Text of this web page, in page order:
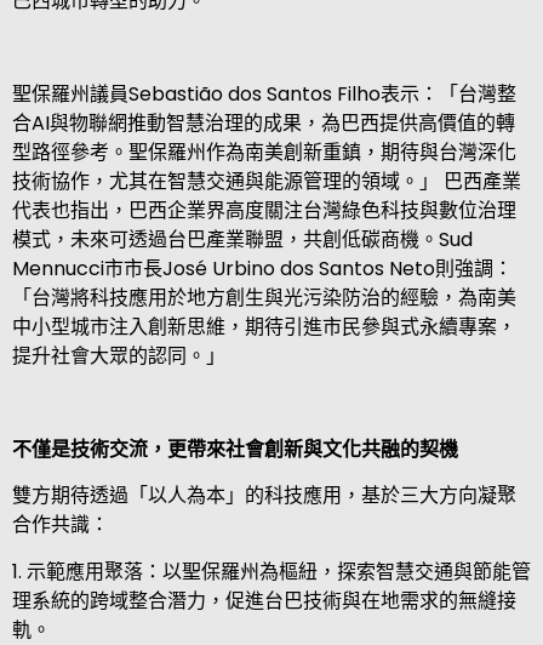
聖保羅州議員Sebastião dos Santos Filho表示：「台灣整
合AI與物聯網推動智慧治理的成果，為巴西提供高價值的轉
型路徑參考。聖保羅州作為南美創新重鎮，期待與台灣深化
技術協作，尤其在智慧交通與能源管理的領域。」 巴西產業
代表也指出，巴西企業界高度關注台灣綠色科技與數位治理
模式，未來可透過台巴產業聯盟，共創低碳商機。 Sud
Mennucci市市長José Urbino dos Santos Neto則強調：
「台灣將科技應用於地方創生與光污染防治的經驗，為南美
中小型城市注入創新思維，期待引進市民參與式永續專案，
提升社會大眾的認同。」
不僅是技術交流，更帶來社會創新與文化共融的契機
雙方期待透過 「以人為本」 的科技應用，基於三大方向凝聚
合作共識：
1. 示範應用聚落：以聖保羅州為樞紐，探索智慧交通與節能管
理系統的跨域整合潛力，促進台巴技術與在地需求的無縫接
軌。